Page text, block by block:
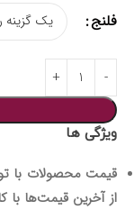
فلنج
ویژگی ها
قیمت محصولات با
از آخرین قیمت‌ها با